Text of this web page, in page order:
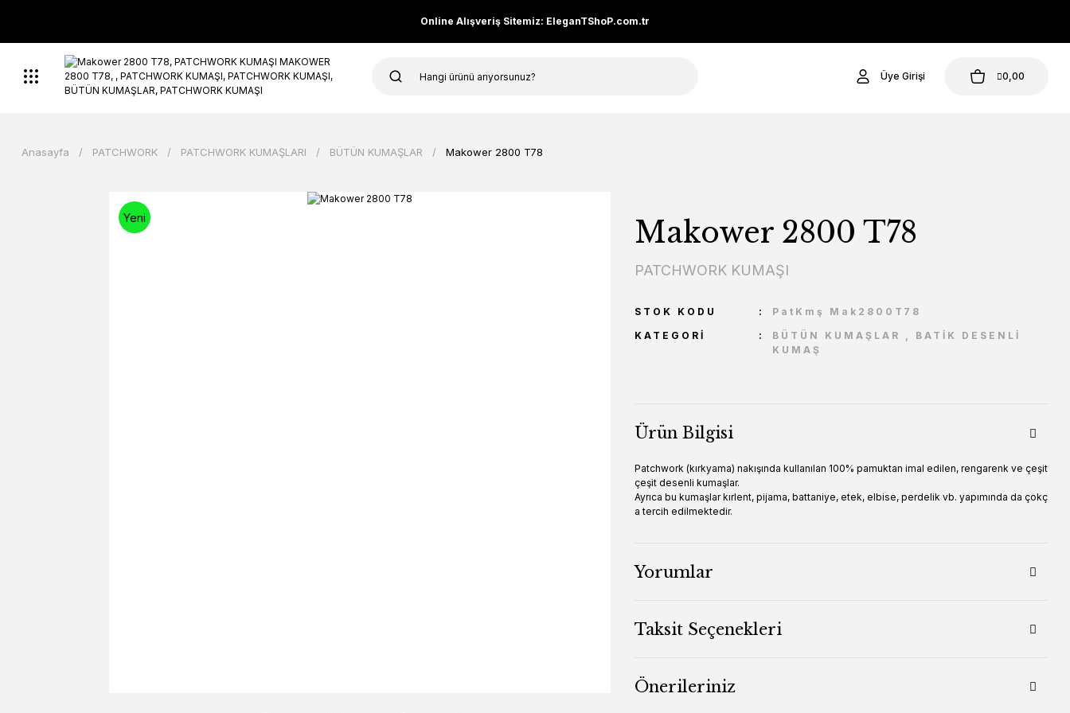
Online Alışveriş Sitemiz: EleganTShoP.com.tr
Üye Girişi 0,00
Anasayfa PATCHWORK PATCHWORK KUMAŞLARI BÜTÜN KUMAŞLAR Makower 2800 T78
Yeni Makower 2800 T78
PATCHWORK KUMAŞI
STOK KODU
PatKmş Mak2800T78
KATEGORI
BÜTÜN KUMAŞLAR , BATİK DESENLİ
KUMAŞ
Ürün Bilgisi
Patchwork (kırkyama) nakışında kullanılan 100% pamuktan imal edilen, rengarenk ve çeşit
çeşit desenli kumaşlar.
Ayrıca bu kumaşlar kırlent, pijama, battaniye, etek, elbise, perdelik vb. yapımında da çokç
a tercih edilmektedir.
Yorumlar
Taksit Seçenekleri
Önerileriniz